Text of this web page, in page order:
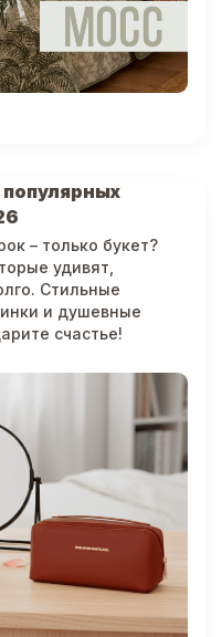
– только букет?
удивят,
Стильные
и душевные
счастье!